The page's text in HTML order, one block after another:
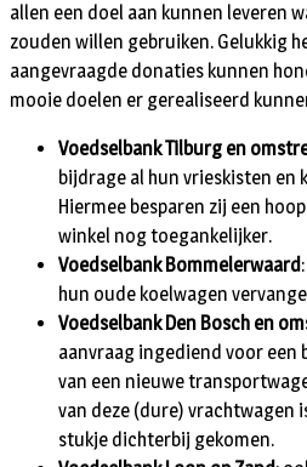
allen een doel aan kunnen leveren
zouden willen gebruiken. Gelukkig
aangevraagde donaties kunnen
mooie doelen er gerealiseerd
Voedselbank Tilburg en
bijdrage al hun vrieskisten en
Hiermee besparen zij een
winkel nog toegankelijker.
Voedselbank Bommelerwaard
hun oude koelwagen
Voedselbank Den Bosch en
aanvraag ingediend voor een
van een nieuwe
van deze (dure) vrachtwagen
stukje dichterbij gekomen.